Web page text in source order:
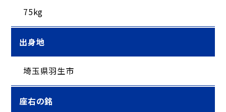
75kg
出身地
埼玉県羽生市
座右の銘